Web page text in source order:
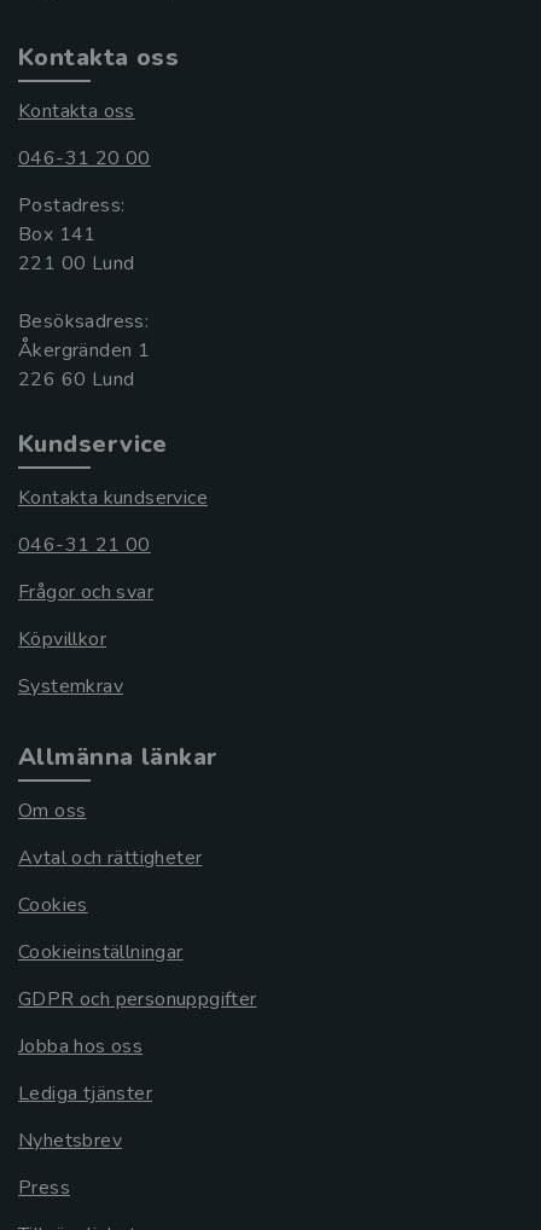
Kontakta oss
Kontakta oss
046-31 20 00
Postadress:
Box 141
221 00 Lund
Besöksadress:
Åkergränden 1
Kundservice
Kontakta kundservice
046-31 21 00
Frågor och svar
Köpvillkor
Systemkrav
Allmänna länkar
Om oss
Avtal och rättigheter
Cookies
Cookieinställningar
GDPR och personuppgifter
Jobba hos oss
Lediga tjänster
Nyhetsbrev
Press